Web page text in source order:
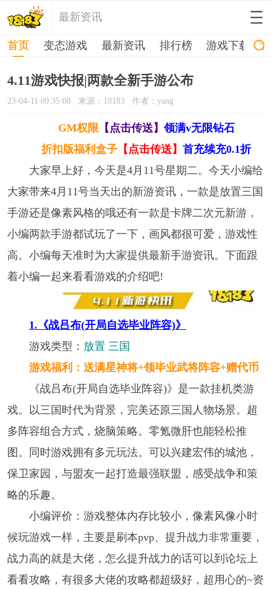
最新资讯
首页 变态游戏 最新资讯 排行榜 游戏下载
4.11游戏快报|两款全新手游公布
23-04-11 09:35:08 来源：18183 作者：yang
GM权限 【点击传送】 领满v无限钻石
折扣版福利盒子 【点击传送】首充续充0.1折
大家早上好，今天是4月11号星期二。今天小编给
大家带来4月11号当天出的新游资讯，一款是放置三国
手游还是像素风格的哦还有一款是卡牌二次元新游，
小编两款手游都试玩了一下，画风都很可爱，游戏性
高。小编每天准时为大家提供最新手游资讯。下面跟
着小编一起来看看游戏的介绍吧!
1.《战吕布(开局自选毕业阵容)》
游戏类型： 放置 三国
游戏福利：送满星神将+领毕业武将阵容+赠代币
《战吕布(开局自选毕业阵容)》是一款挂机类游
戏。以三国时代为背景，完美还原三国人物场景。超
多阵容组合方式，烧脑策略。零氪微肝也能轻松推
图。同时游戏拥有多元玩法。可以兴建宏伟的城池，
保卫家园，与盟友一起打造最强联盟，感受战争和策
略的乐趣。
小编评价：游戏整体内存比较小，像素风像小时
候玩游戏一样，主要是刷本pvp、提升战力非常重要，
战力高的就是大佬，怎么提升战力的话可以到论坛上
看看攻略，有很多大佬的攻略都超级好，超用心的~资